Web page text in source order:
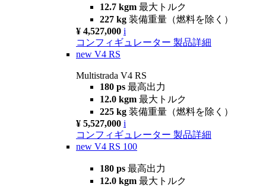
12.7 kgm 最大トルク
227 kg 装備重量（燃料を除く）
¥ 4,527,000 i
コンフィギュレーター 製品詳細
new V4 RS
Multistrada V4 RS
180 ps 最高出力
12.0 kgm 最大トルク
225 kg 装備重量（燃料を除く）
¥ 5,527,000 i
コンフィギュレーター 製品詳細
new V4 RS 100
180 ps 最高出力
12.0 kgm 最大トルク